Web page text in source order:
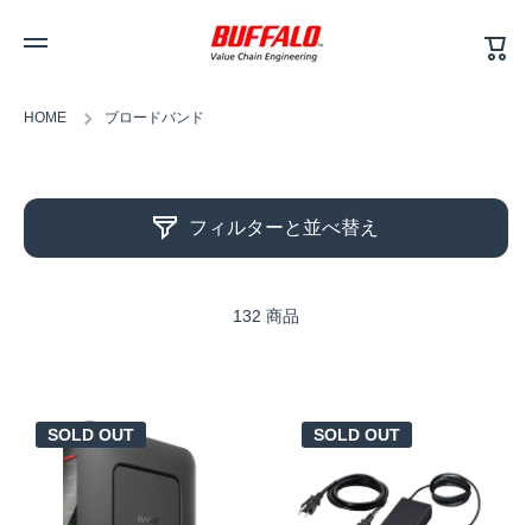
ー
ト
HOME ブロードバンド
フィルターと並べ替え
132 商品
SOLD OUT SOLD OUT